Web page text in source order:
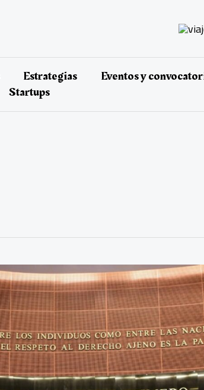
Estrategias Eventos y
Startups